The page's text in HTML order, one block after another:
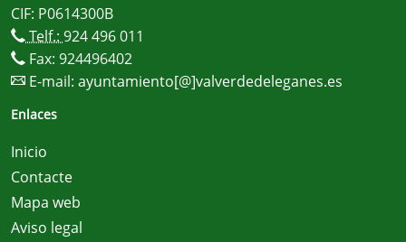
CIF: P0614300B
Telf.: 924 496 011
Fax: 924496402
E-mail: ayuntamiento[@]valverdedeleganes.es
Enlaces
Inicio
Contacte
Mapa web
Aviso legal